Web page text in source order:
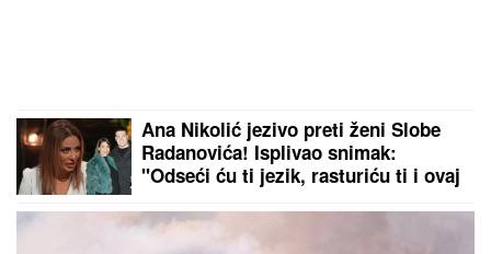
Ana Nikolić jezivo preti ženi Slobe
Radanovića! Isplivao snimak:
"Odseći ću ti jezik, rasturiću ti i ovaj